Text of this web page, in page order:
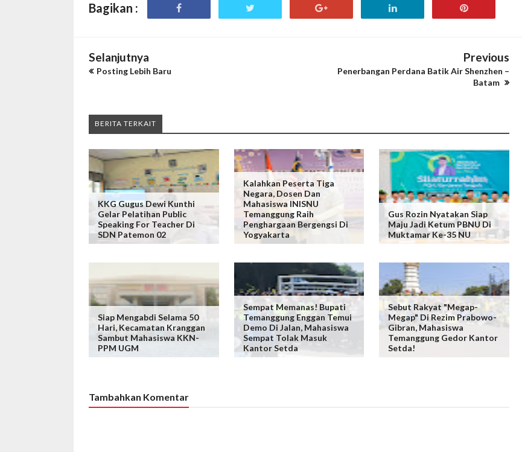
Bagikan :
Selanjutnya
Posting Lebih Baru
Previous
Penerbangan Perdana Batik Air Shenzhen –
Batam
BERITA TERKAIT
KKG Gugus Dewi Kunthi
Gelar Pelatihan Public
Speaking For Teacher Di
SDN Patemon 02
Kalahkan Peserta Tiga
Negara, Dosen Dan
Mahasiswa INISNU
Temanggung Raih
Penghargaan Bergengsi Di
Yogyakarta
Gus Rozin Nyatakan Siap
Maju Jadi Ketum PBNU Di
Muktamar Ke-35 NU
Siap Mengabdi Selama 50
Hari, Kecamatan Kranggan
Sambut Mahasiswa KKN-
PPM UGM
Sempat Memanas! Bupati
Temanggung Enggan Temui
Demo Di Jalan, Mahasiswa
Sempat Tolak Masuk
Kantor Setda
Sebut Rakyat "Megap-
Megap" Di Rezim Prabowo-
Gibran, Mahasiswa
Temanggung Gedor Kantor
Setda!
Tambahkan Komentar